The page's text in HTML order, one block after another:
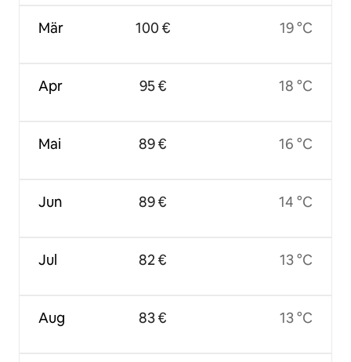
Mär
Apr
Mai
Jun
Jul
Aug
100 €
95 €
89 €
89 €
82 €
83 €
19 °C
18 °C
16 °C
14 °C
13 °C
13 °C